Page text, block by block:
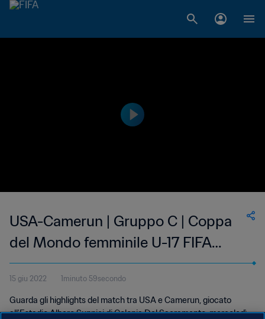
USA-Camerun | Gruppo C | Coppa
del Mondo femminile U-17 FIFA
Uruguay 2018 | Highlights
15 giu 2022 1minuto 59secondo
Guarda gli highlights del match tra USA e Camerun, giocato
all'Estadio Albero Suppici di Colonia Del Sacramento, mercoledì